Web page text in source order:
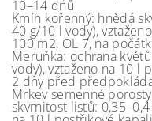
10–14 dnů
Kmín kořenný: hnědá
40 g/10 l vody),
100 m2, OL 7, na
Meruňka: ochrana
vody), vztaženo na 10 l
2 dny před
Mrkev semenné
skvrnitost listů: